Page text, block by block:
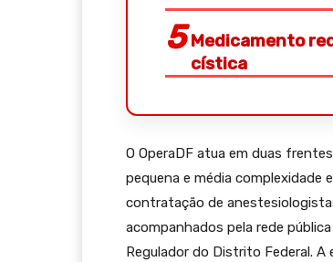
Medicamento
cística
O OperaDF atua em duas
pequena e média complexidade
contratação de
acompanhados pela rede
Regulador do Distrito Federal.